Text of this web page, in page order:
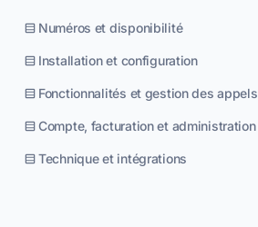
Numéros et disponibilité
Installation et configuration
Fonctionnalités et gestion des appels
Compte, facturation et administration
Technique et intégrations